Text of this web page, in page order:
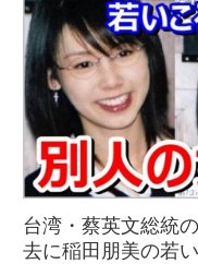
台湾・蔡英文総統
去に稲田朋美の若